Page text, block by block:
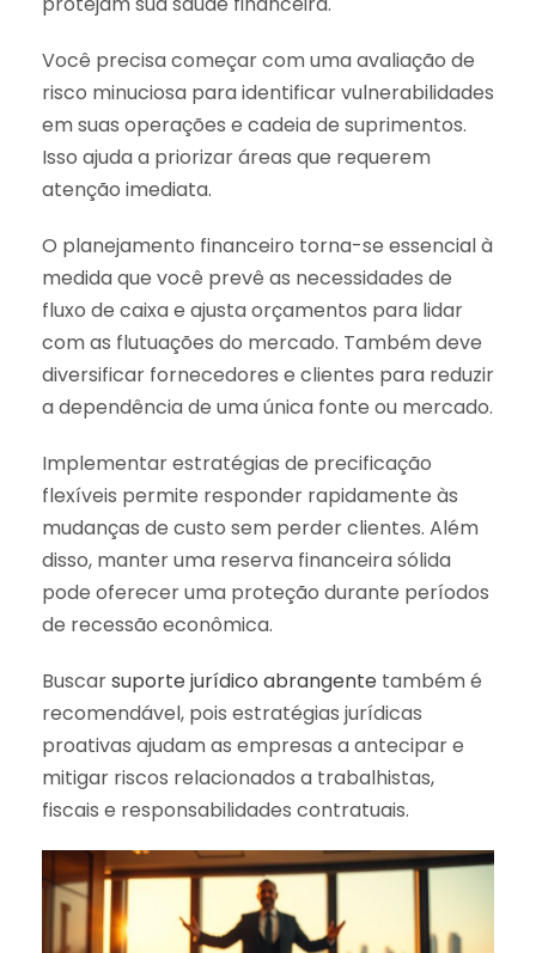
Você precisa começar com uma avaliação de
risco minuciosa para identificar vulnerabilidades
em suas operações e cadeia de suprimentos.
Isso ajuda a priorizar áreas que requerem
atenção imediata.
O planejamento financeiro torna-se essencial à
medida que você prevê as necessidades de
fluxo de caixa e ajusta orçamentos para lidar
com as flutuações do mercado. Também deve
diversificar fornecedores e clientes para reduzir
a dependência de uma única fonte ou mercado.
Implementar estratégias de precificação
flexíveis permite responder rapidamente às
mudanças de custo sem perder clientes. Além
disso, manter uma reserva financeira sólida
pode oferecer uma proteção durante períodos
de recessão econômica.
Buscarsuporte jurídico abrangente também é
recomendável, pois estratégias jurídicas
proativas ajudam as empresas a antecipar e
mitigar riscos relacionados a trabalhistas,
fiscais e responsabilidades contratuais.